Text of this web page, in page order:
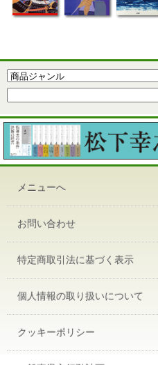
メニューへ
お問い合わせ
特定商取引法に基づく表示
個人情報の取り扱いについて
クッキーポリシー